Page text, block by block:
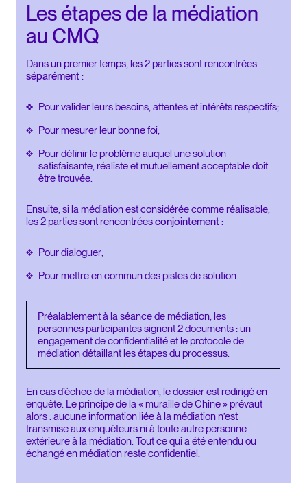
Les étapes de la médiation
au CMQ
Dans un premier temps, les 2 parties sont rencontrées
séparément:
Pour valider leurs besoins, attentes et intérêts respectifs;
Pour mesurer leur bonne foi;
Pour définir le problème auquel une solution
satisfaisante, réaliste et mutuellement acceptable doit
être trouvée.
Ensuite, si la médiation est considérée comme réalisable,
les 2 parties sont rencontréesconjointement:
Pour dialoguer;
Pour mettre en commun des pistes de solution.
Préalablement à la séance de médiation, les
personnes participantes signent 2 documents : un
engagement de confidentialité et le protocole de
médiation détaillant les étapes du processus.
En cas d’échec de la médiation, le dossier est redirigé en
enquête. Le principe de la « muraille de Chine » prévaut
alors : aucune information liée à la médiation n’est
transmise aux enquêteurs ni à toute autre personne
extérieure à la médiation. Tout ce qui a été entendu ou
échangé en médiation reste confidentiel.